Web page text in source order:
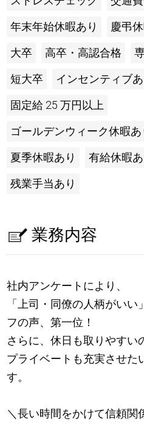
年末年始休暇あり 慶弔
大卒 高卒・高認合格
短大卒 インセンティブあ
固定給 25 万円以上
ゴールデンウィーク休暇あ
夏季休暇あり 有給休暇あ
残業手当あり
業務内容
社内アンケートにより、
「上司・同僚の人柄がい
フの声、第一位！
さらに、休日も取りやすい
プライベートも充実させた
す。
＼長い時間をかけて信頼関